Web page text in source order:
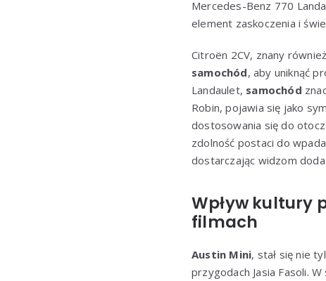
Mercedes-Benz 770
element zaskoczenia i
Citroën 2CV, znany
samochód, aby uniknąć
Landaulet, samochód
Robin, pojawia się jako
dostosowania się do
zdolność postaci do
dostarczając widzom
Wpływ kultury
filmach
Austin Mini, stał się nie
przygodach Jasia Fasoli.